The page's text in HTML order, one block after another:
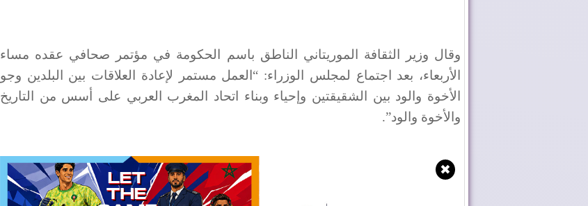
وقال وزير الثقافة الموريتاني الناطق باسم الحكومة في مؤتمر صحافي عقده مساء
الأربعاء، بعد اجتماع لمجلس الوزراء: “العمل مستمر لإعادة العلاقات بين البلدين وجو
الأخوة والود بين الشقيقتين وإحياء وبناء اتحاد المغرب العربي على أسس من التاريخ
والأخوة والود”.
✖